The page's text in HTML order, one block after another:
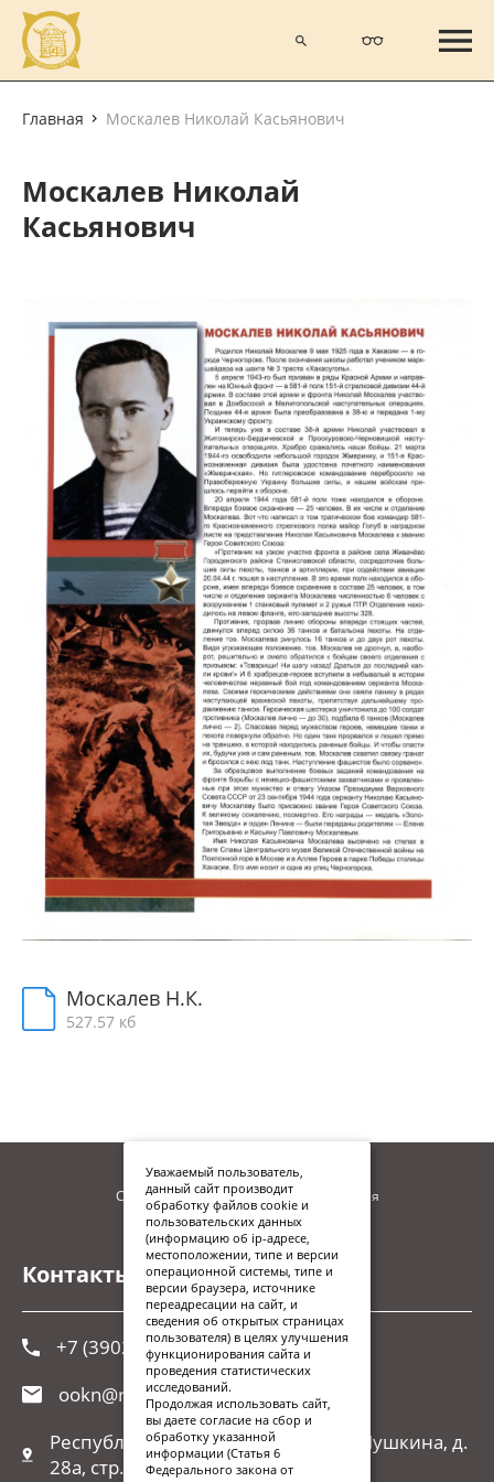
Главная Москалев Николай Касьянович
Москалев Николай
Касьянович
Москалев Н.К.
527.57 кб
Сайт находится в процессе наполнения
Контакты
+7 (3902) 248-026
ookn@r-19.ru
Республика Хакасия, г. Абакан, ул.Пушкина, д.
28а, стр. 1
Уважаемый пользователь,
данный сайт производит
обработку файлов cookie и
пользовательских данных
(информацию об ip-адресе,
местоположении, типе и версии
операционной системы, типе и
версии браузера, источнике
переадресации на сайт, и
сведения об открытых страницах
пользователя) в целях улучшения
функционирования сайта и
проведения статистических
исследований.
Продолжая использовать сайт,
вы даете согласие на сбор и
обработку указанной
информации (Статья 6
Федерального закона от